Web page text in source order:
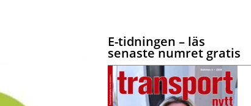
E-tidningen – läs
senaste numret gratis